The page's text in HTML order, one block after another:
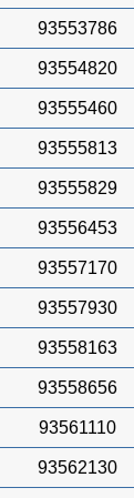
93553786
93554820
93555460
93555813
93555829
93556453
93557170
93557930
93558163
93558656
93561110
93562130